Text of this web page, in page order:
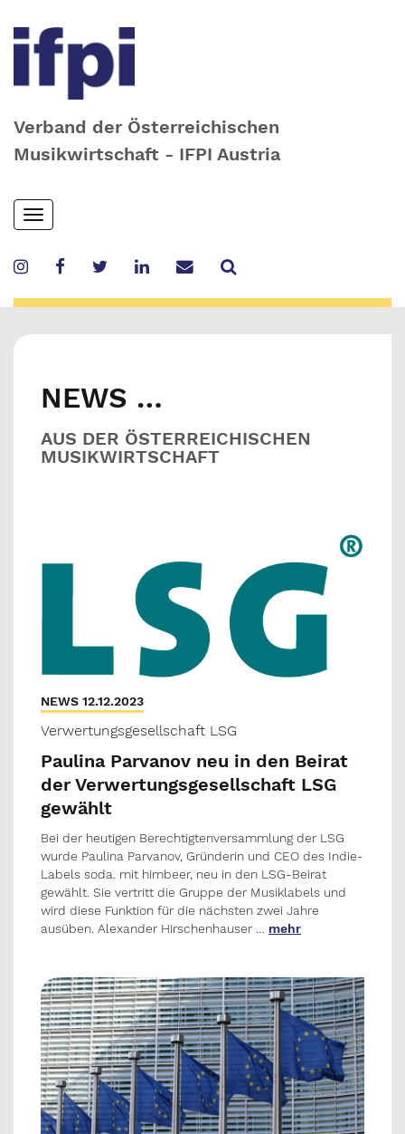
Verband der Österreichischen
Musikwirtschaft - IFPI Austria
Skip
to
content
Toggle
navigation
NEWS …
AUS DER ÖSTERREICHISCHEN
MUSIKWIRTSCHAFT
NEWS 12.12.2023
Verwertungsgesellschaft LSG
Paulina Parvanov neu in den Beirat
der Verwertungsgesellschaft LSG
gewählt
Bei der heutigen Berechtigtenversammlung der LSG
wurde Paulina Parvanov, Gründerin und CEO des Indie-
Labels soda. mit himbeer, neu in den LSG-Beirat
gewählt. Sie vertritt die Gruppe der Musiklabels und
wird diese Funktion für die nächsten zwei Jahre
ausüben. Alexander Hirschenhauser … mehr